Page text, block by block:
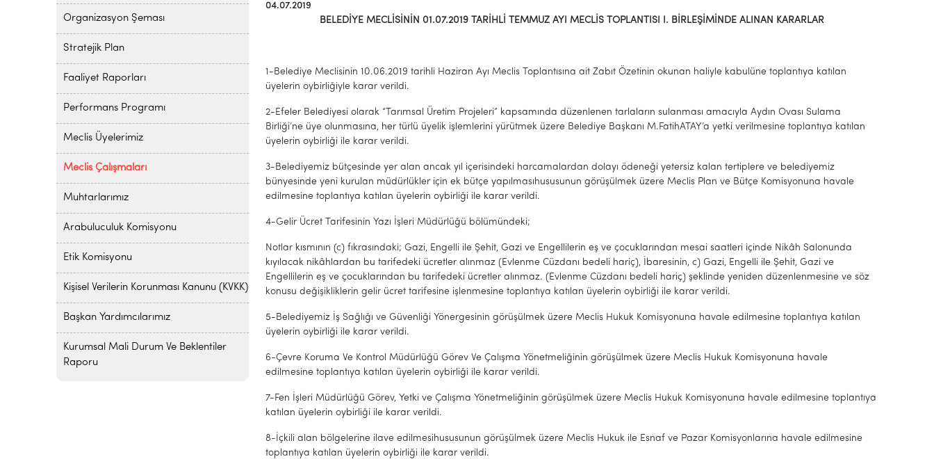
Organizasyon Şeması
Stratejik Plan
Faaliyet Raporları
Performans Programı
Meclis Üyelerimiz
Meclis Çalışmaları
Muhtarlarımız
Arabuluculuk Komisyonu
Etik Komisyonu
Kişisel Verilerin Korunması Kanunu (KVKK)
Başkan Yardımcılarımız
Kurumsal Mali Durum Ve Beklentiler
Raporu
04.07.2019
BELEDİYE MECLİSİNİN 01.07.2019 TARİHLİ TEMMUZ AYI MECLİS TOPLANTISI I. BİRLEŞİMİNDE ALINAN KARARLAR
1-Belediye Meclisinin 10.06.2019 tarihli Haziran Ayı Meclis Toplantısına ait Zabıt Özetinin okunan haliyle kabulüne toplantıya katılan
üyelerin oybirliğiyle karar verildi.
2-Efeler Belediyesi olarak “Tarımsal Üretim Projeleri” kapsamında düzenlenen tarlaların sulanması amacıyla Aydın Ovası Sulama
Birliği’ne üye olunmasına, her türlü üyelik işlemlerini yürütmek üzere Belediye Başkanı M.FatihATAY’a yetki verilmesine toplantıya katılan
üyelerin oybirliği ile karar verildi.
3-Belediyemiz bütçesinde yer alan ancak yıl içerisindeki harcamalardan dolayı ödeneği yetersiz kalan tertiplere ve belediyemiz
bünyesinde yeni kurulan müdürlükler için ek bütçe yapılmasıhususunun görüşülmek üzere Meclis Plan ve Bütçe Komisyonuna havale
edilmesine toplantıya katılan üyelerin oybirliği ile karar verildi.
4-Gelir Ücret Tarifesinin Yazı İşleri Müdürlüğü bölümündeki;
Notlar kısmının (c) fıkrasındaki; Gazi, Engelli ile Şehit, Gazi ve Engellilerin eş ve çocuklarından mesai saatleri içinde Nikâh Salonunda
kıyılacak nikâhlardan bu tarifedeki ücretler alınmaz (Evlenme Cüzdanı bedeli hariç), İbaresinin, c) Gazi, Engelli ile Şehit, Gazi ve
Engellilerin eş ve çocuklarından bu tarifedeki ücretler alınmaz. (Evlenme Cüzdanı bedeli hariç) şeklinde yeniden düzenlenmesine ve söz
konusu değişikliklerin gelir ücret tarifesine işlenmesine toplantıya katılan üyelerin oybirliği ile karar verildi.
5-Belediyemiz İş Sağlığı ve Güvenliği Yönergesinin görüşülmek üzere Meclis Hukuk Komisyonuna havale edilmesine toplantıya katılan
üyelerin oybirliği ile karar verildi.
6-Çevre Koruma Ve Kontrol Müdürlüğü Görev Ve Çalışma Yönetmeliğinin görüşülmek üzere Meclis Hukuk Komisyonuna havale
edilmesine toplantıya katılan üyelerin oybirliği ile karar verildi.
7-Fen İşleri Müdürlüğü Görev, Yetki ve Çalışma Yönetmeliğinin görüşülmek üzere Meclis Hukuk Komisyonuna havale edilmesine toplantıya
katılan üyelerin oybirliği ile karar verildi.
8-İçkili alan bölgelerine ilave edilmesihususunun görüşülmek üzere Meclis Hukuk ile Esnaf ve Pazar Komisyonlarına havale edilmesine
toplantıya katılan üyelerin oybirliği ile karar verildi.